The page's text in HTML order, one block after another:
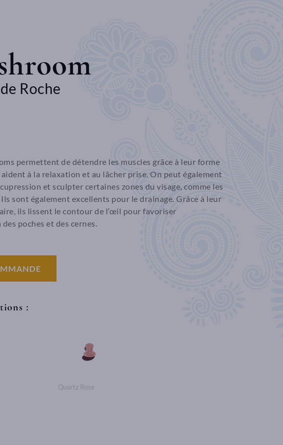
Roche
permettent de détendre les muscles grâce à leur forme
à la relaxation et au lâcher prise. On peut également
et sculpter certaines zones du visage, comme les
sont également excellents pour le drainage. Grâce à leur
ils lissent le contour de l’œil pour favoriser
poches et des cernes.
:
Quartz Rose